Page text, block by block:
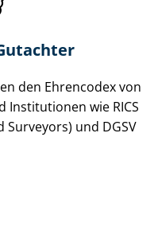
den Ehrencodex von
Institutionen wie RICS
und DGSV